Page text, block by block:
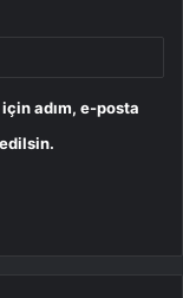
adım, e-posta